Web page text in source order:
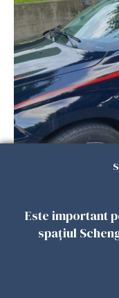
Româncă din
25 IULIE 2026
Este important
spațiul